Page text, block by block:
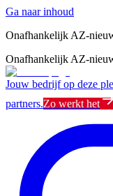
Ga naar inhoud
Onafhankelijk AZ-
Onafhankelijk AZ-
Jouw bedrijf op deze
partners.Zo werkt het